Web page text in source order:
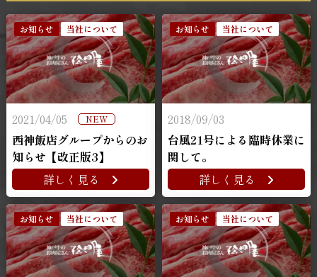
お知らせ 当社について
2021/04/05 NEW
西神飯店グループからのお
知らせ【改正版3】
詳しく見る
お知らせ 当社について
2018/09/03
台風21号による臨時休業に
関して。
詳しく見る
お知らせ 当社について お知らせ 当社について